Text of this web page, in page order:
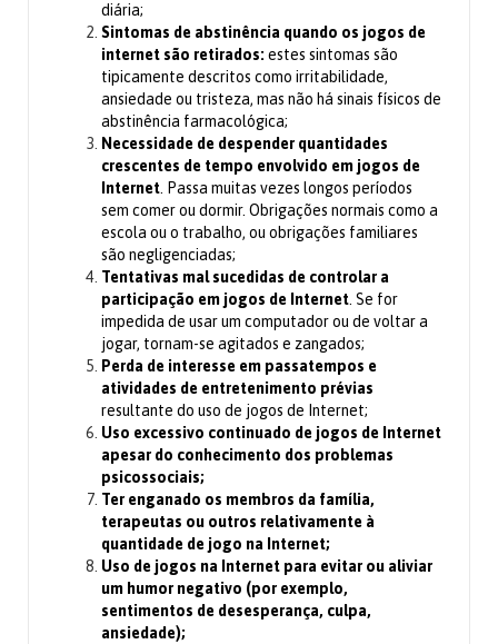
diária;
Sintomas de abstinência quando os jogos de
internet são retirados: estes sintomas são
tipicamente descritos como irritabilidade,
ansiedade ou tristeza, mas não há sinais físicos de
abstinência farmacológica;
Necessidade de despender quantidades
crescentes de tempo envolvido em jogos de
Internet. Passa muitas vezes longos períodos
sem comer ou dormir. Obrigações normais como a
escola ou o trabalho, ou obrigações familiares
são negligenciadas;
Tentativas mal sucedidas de controlar a
participação em jogos de Internet. Se for
impedida de usar um computador ou de voltar a
jogar, tornam-se agitados e zangados;
Perda de interesse em passatempos e
atividades de entretenimento prévias
resultante do uso de jogos de Internet;
Uso excessivo continuado de jogos de Internet
apesar do conhecimento dos problemas
psicossociais;
Ter enganado os membros da família,
terapeutas ou outros relativamente à
quantidade de jogo na Internet;
Uso de jogos na Internet para evitar ou aliviar
um humor negativo (por exemplo,
sentimentos de desesperança, culpa,
ansiedade);